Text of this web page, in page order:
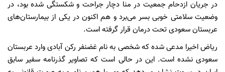
در جریان ازدحام جمعیت در منا دچار جراحت و شکستگی شده بود، در
وضعیت سلامتی خوبی بسر می‌برد و هم اکنون در یکی از بیمارستان‌های
عربستان سعودی تحت درمان قرار گرفته است.
ریاض اخیرا مدعی شده که شخصی به نام غضنفر رکن آبادی وارد عربستان
سعودی نشده است. این در حالی است که تصاویر گذرنامه سفیر سابق